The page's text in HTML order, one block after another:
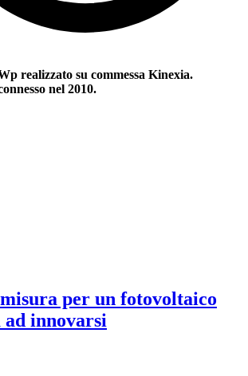
realizzato su commessa Kinexia.
nel 2010.
per un fotovoltaico
ad innovarsi